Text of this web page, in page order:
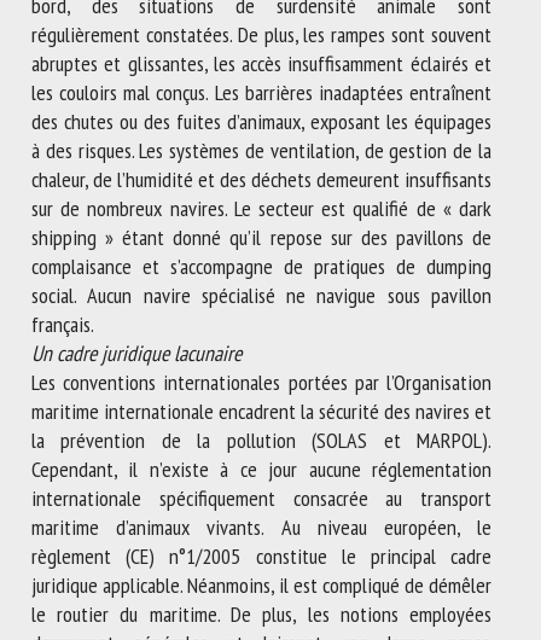
régulièrement constatées. De plus, les rampes sont souvent
abruptes et glissantes, les accès insuffisamment éclairés et
les couloirs mal conçus. Les barrières inadaptées entraînent
des chutes ou des fuites d’animaux, exposant les équipages
à des risques. Les systèmes de ventilation, de gestion de la
chaleur, de l’humidité et des déchets demeurent insuffisants
sur de nombreux navires. Le secteur est qualifié de « dark
shipping » étant donné qu’il repose sur des pavillons de
complaisance et s’accompagne de pratiques de dumping
social. Aucun navire spécialisé ne navigue sous pavillon
français.
Un cadre juridique lacunaire
Les conventions internationales portées par l’Organisation
maritime internationale encadrent la sécurité des navires et
la prévention de la pollution (SOLAS et MARPOL).
Cependant, il n’existe à ce jour aucune réglementation
internationale spécifiquement consacrée au transport
maritime d’animaux vivants. Au niveau européen, le
règlement (CE) n°1/2005 constitue le principal cadre
juridique applicable. Néanmoins, il est compliqué de démêler
le routier du maritime. De plus, les notions employées